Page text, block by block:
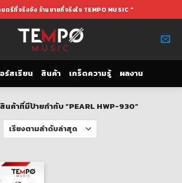
ตรีที่จริงจัง ร้านขายที่จริงใจ TEMPO MUSIC "
ร์สเรียน สินค้า เกร็ดความรู้ ผลงาน
สินค้าที่มีป้ายกำกับ “PEARL HWP-930”